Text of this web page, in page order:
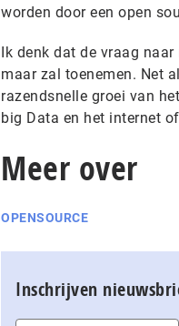
worden door een open
Ik denk dat de vraag
maar zal toenemen. Net
razendsnelle groei van
big Data en het internet
Meer over
OPENSOURCE
Inschrijven